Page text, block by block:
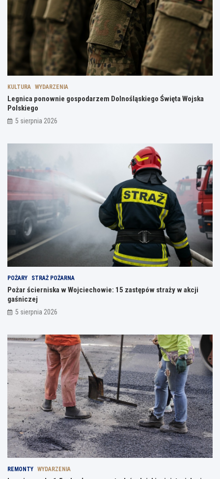
KULTURA WYDARZENIA
Legnica ponownie gospodarzem Dolnośląskiego Święta Wojska
Polskiego
5 sierpnia 2026
POŻARY STRAŻ POŻARNA
Pożar ścierniska w Wojciechowie: 15 zastępów straży w akcji
gaśniczej
5 sierpnia 2026
REMONTY WYDARZENIA